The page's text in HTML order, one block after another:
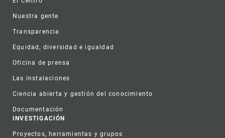
Nuestra gente
Transparencia
Equidad, diversidad e igualdad
Oficina de prensa
Las instalaciones
Ciencia abierta y gestión del conocimiento
Documentación
INVESTIGACIÓN
Proyectos, herramientas y grupos